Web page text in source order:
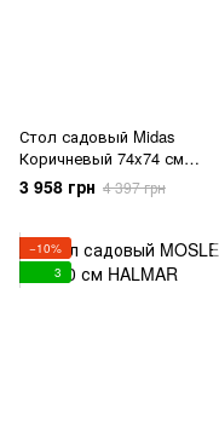
Стол садовый Midas
Коричневый 74x74 см
HALMAR
3 958 грн 4 397 грн
−10%
3